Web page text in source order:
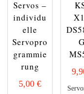
Servos –
individu
elle
Servopro
grammie
rung
5,00€